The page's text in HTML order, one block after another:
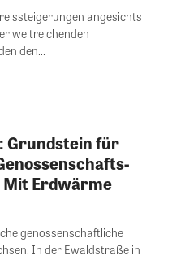
angesichts
weitreichenden
den...
Grundstein für
Mit Erdwärme
genossenschaftliche
In der Ewaldstraße in